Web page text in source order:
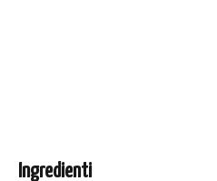
Ingredienti